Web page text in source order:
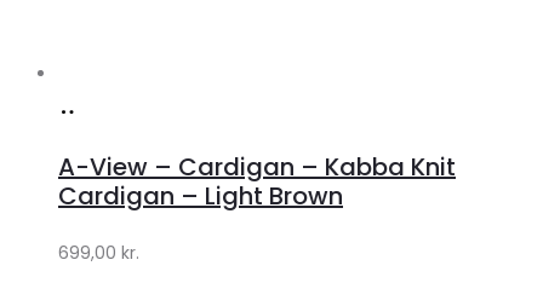
Lykke
Lykke
A-View – Cardigan – Kabba Knit
Cardigan – Light Brown
699,00 kr.